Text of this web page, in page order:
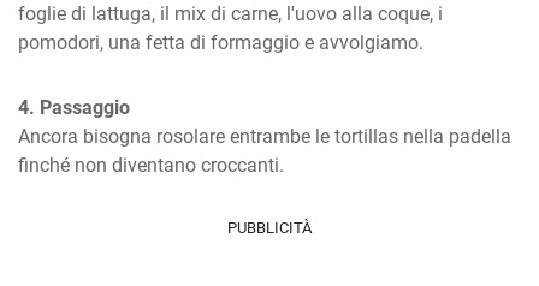
foglie di lattuga, il mix di carne, l'uovo alla coque, i
pomodori, una fetta di formaggio e avvolgiamo.
4. Passaggio
Ancora bisogna rosolare entrambe le tortillas nella padella
finché non diventano croccanti.
PUBBLICITÀ